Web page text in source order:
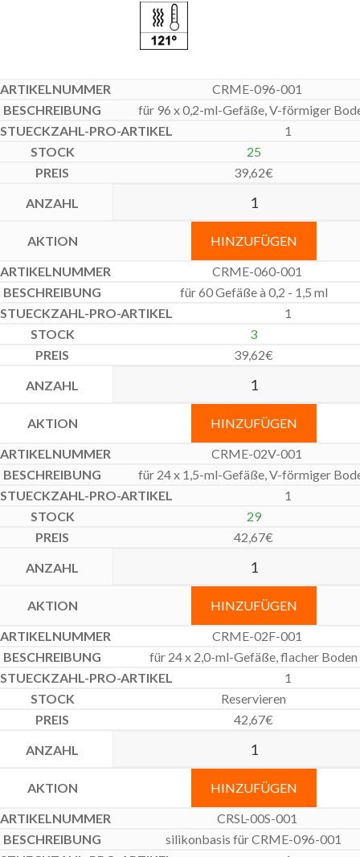
CRME-096-001
für 96 x 0,2-ml-Gefäße, V-förmiger
1
25
39,62€
HINZUFÜGEN
CRME-060-001
für 60 Gefäße à 0,2 - 1,5 ml
1
3
39,62€
HINZUFÜGEN
CRME-02V-001
für 24 x 1,5-ml-Gefäße, V-förmiger
1
29
42,67€
HINZUFÜGEN
CRME-02F-001
für 24 x 2,0-ml-Gefäße, flacher Boden
1
Reservieren
42,67€
HINZUFÜGEN
CRSL-00S-001
silikonbasis für CRME-096-001